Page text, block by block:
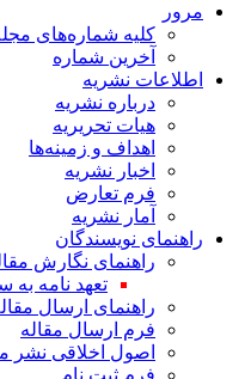
مرور
کلیه شماره‌های
آخرین شماره
اطلاعات نشریه
درباره نشریه
هیات تحریریه
اهداف و زمینه‌ها
اخبار نشریه
فرم تعارض
آمار نشریه
راهنمای نویسندگان
راهنمای نگارش
تعهد نامه به
راهنمای ارسال
فرم ارسال مقاله
اصول اخلاقی نشر
فرم ثبت نام